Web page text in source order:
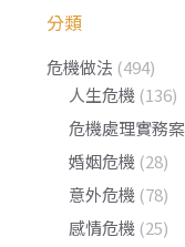
分類
危機做法 (494)
人生危機 (136)
危機處理實務
婚姻危機 (28)
意外危機 (78)
感情危機 (25)